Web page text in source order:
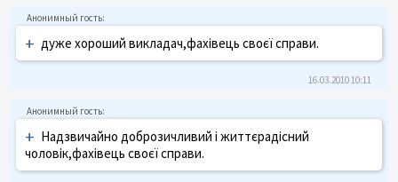
+ дуже хороший викладач,фахівець своєї справи.
16.03.2010 10:11
+ Надзвичайно доброзичливий і життєрадісний
чоловік,фахівець своєї справи.